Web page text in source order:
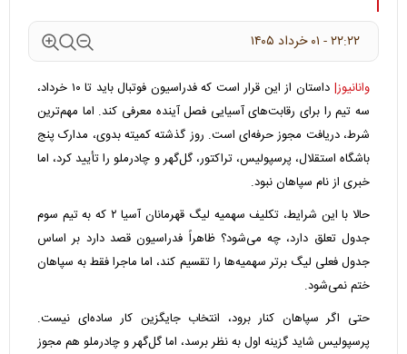
۲۲:۲۲ - ۰۱ خرداد ۱۴۰۵
وانانیوز|
داستان از این قرار است که فدراسیون فوتبال باید تا ۱۰ خرداد،
سه تیم را برای رقابت‌های آسیایی فصل آینده معرفی کند. اما مهم‌ترین
شرط، دریافت مجوز حرفه‌ای است. روز گذشته کمیته بدوی، مدارک پنج
باشگاه استقلال، پرسپولیس، تراکتور، گل‌گهر و چادرملو را تأیید کرد، اما
خبری از نام سپاهان نبود.
حالا با این شرایط، تکلیف سهمیه لیگ قهرمانان آسیا ۲ که به تیم سوم
جدول تعلق دارد، چه می‌شود؟ ظاهراً فدراسیون قصد دارد بر اساس
جدول فعلی لیگ برتر سهمیه‌ها را تقسیم کند، اما ماجرا فقط به سپاهان
ختم نمی‌شود.
حتی اگر سپاهان کنار برود، انتخاب جایگزین کار ساده‌ای نیست.
پرسپولیس شاید گزینه اول به نظر برسد، اما گل‌گهر و چادرملو هم مجوز